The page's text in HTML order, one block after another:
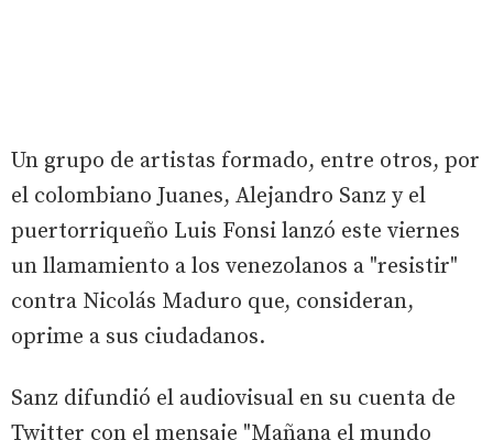
Un grupo de artistas formado, entre otros, por
el colombiano Juanes, Alejandro Sanz y el
puertorriqueño Luis Fonsi lanzó este viernes
un llamamiento a los venezolanos a "resistir"
contra Nicolás Maduro que, consideran,
oprime a sus ciudadanos.
Sanz difundió el audiovisual en su cuenta de
Twitter con el mensaje "Mañana el mundo